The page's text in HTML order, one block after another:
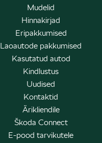
Mudelid
Hinnakirjad
Eripakkumised
Laoautode pakkumised
Kasutatud autod
Kindlustus
Uudised
Kontaktid
Ärikliendile
Škoda Connect
E-pood tarvikutele